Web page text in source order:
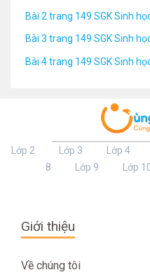
Bài 2 trang 149 SGK Sinh
Bài 3 trang 149 SGK Sinh
Bài 4 trang 149 SGK Sinh
Lớp 2 Lớp 3 Lớp 4
8
Lớp 9 Lớp
Giới thiệu
Về chúng tôi